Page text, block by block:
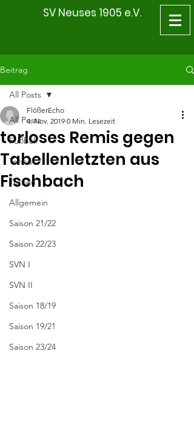
SV Neuses 1905 e.V.
Beitrag
All Posts
Fußball
Tennis
Turnen
Allgemein
Saison 21/22
Saison 22/23
SVN I
SVN II
Saison 18/19
Saison 19/21
Saison 23/24
All Posts
torloses Remis gegen
Tabellenletzten aus
Fischbach
FlößerEcho
4. Nov. 2019 0 Min. Lesezeit